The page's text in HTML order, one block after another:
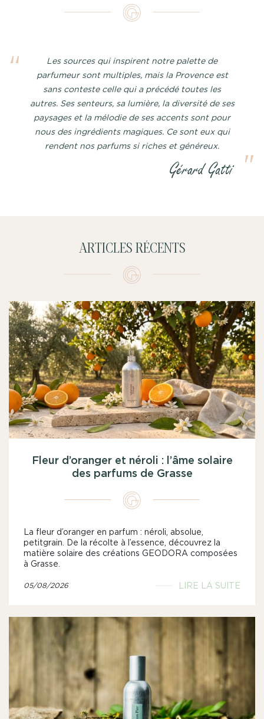
Les sources qui inspirent notre palette de
parfumeur sont multiples, mais la Provence est
sans conteste celle qui a précédé toutes les
autres. Ses senteurs, sa lumière, la diversité de ses
paysages et la mélodie de ses accents sont pour
nous des ingrédients magiques. Ce sont eux qui
rendent nos parfums si riches et généreux.
ARTICLES RÉCENTS
Fleur d’oranger et néroli : l’âme solaire
des parfums de Grasse
La fleur d’oranger en parfum : néroli, absolue,
petitgrain. De la récolte à l’essence, découvrez la
matière solaire des créations GEODORA composées
à Grasse.
05/08/2026 LIRE LA SUITE